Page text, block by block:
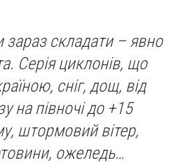
зараз складати – явно
Серія циклонів, що
сніг, дощ, від
на півночі до +15
штормовий вітер,
ожеледь…